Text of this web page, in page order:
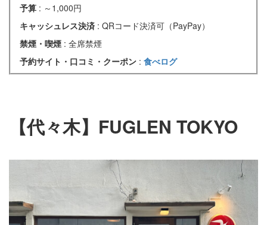
予算 : ～1,000円
キャッシュレス決済 : QRコード決済可（PayPay）
禁煙・喫煙 : 全席禁煙
予約サイト・口コミ・クーポン : 食べログ
【代々木】FUGLEN TOKYO